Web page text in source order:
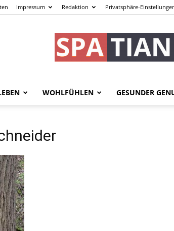
Impressum Redaktion Privatsphäre-
spatianer.de
WOHLFÜHLEN GESUNDER